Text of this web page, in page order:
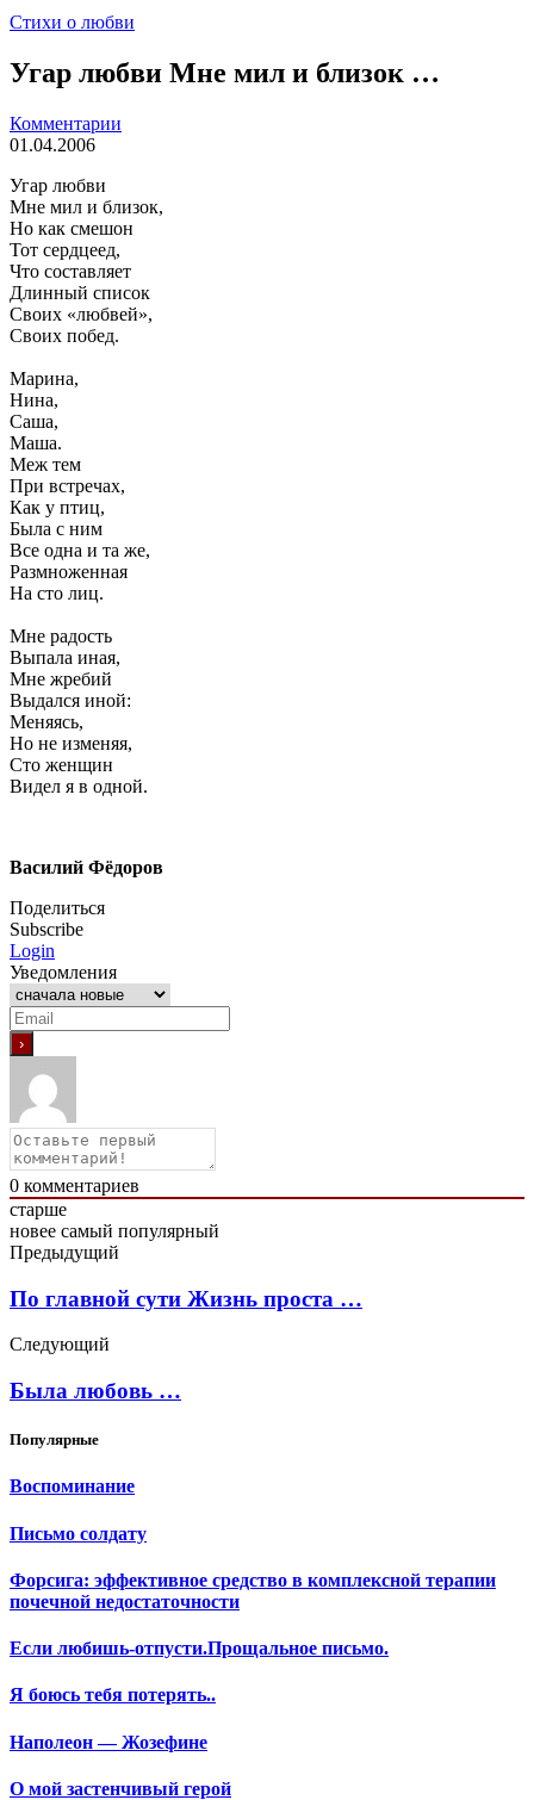
Стихи о любви
Угар любви Мне мил и близок …
Комментарии
01.04.2006
Угар любви
Мне мил и близок,
Но как смешон
Тот сердцеед,
Что составляет
Длинный список
Своих «любвей»,
Своих побед.
Марина,
Нина,
Саша,
Маша.
Меж тем
При встречах,
Как у птиц,
Была с ним
Все одна и та же,
Размноженная
На сто лиц.
Мне радость
Выпала иная,
Мне жребий
Выдался иной:
Меняясь,
Но не изменяя,
Сто женщин
Видел я в одной.
Василий Фёдоров
Поделиться
Subscribe
Login
Уведомления
0 комментариев
старше
новее самый популярный
Предыдущий
По главной сути Жизнь проста …
Следующий
Была любовь …
Популярные
Воспоминание
Письмо солдату
Форсига: эффективное средство в комплексной терапии
почечной недостаточности
Если любишь-отпусти.Прощальное письмо.
Я боюсь тебя потерять..
Наполеон — Жозефине
О мой застенчивый герой